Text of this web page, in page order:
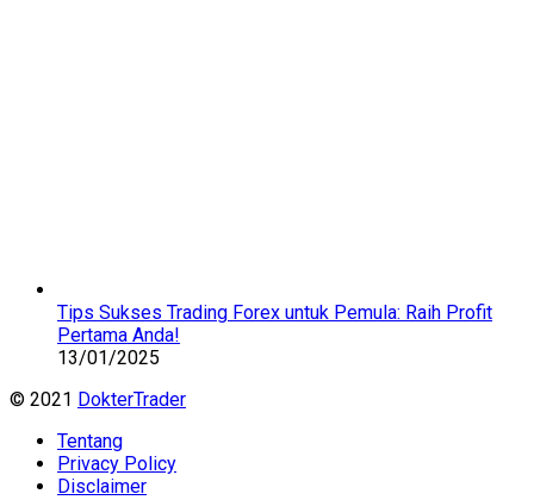
Tips Sukses Trading Forex untuk Pemula: Raih Profit
Pertama Anda!
13/01/2025
© 2021 DokterTrader
Tentang
Privacy Policy
Disclaimer